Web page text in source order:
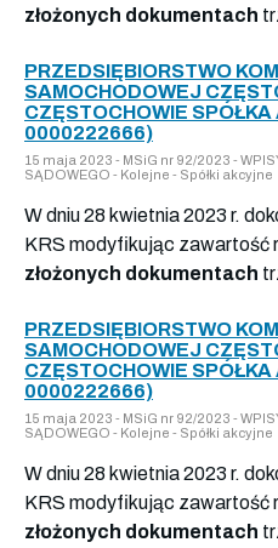
złożonych dokumentach
PRZEDSIĘBIORSTWO
SAMOCHODOWEJ
CZĘSTOCHOWIE SPÓŁKA
0000222666)
15 maja 2023 - MSiG nr 92/2023 -
SĄDOWEGO - Kolejne - Spółki akcyjne
W dniu 28 kwietnia 2023 r.
KRS modyfikując zawartość
złożonych dokumentach
PRZEDSIĘBIORSTWO
SAMOCHODOWEJ
CZĘSTOCHOWIE SPÓŁKA
0000222666)
15 maja 2023 - MSiG nr 92/2023 -
SĄDOWEGO - Kolejne - Spółki akcyjne
W dniu 28 kwietnia 2023 r.
KRS modyfikując zawartość
złożonych dokumentach